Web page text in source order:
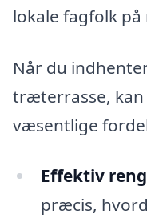
lokale fagfolk
Når du
træterrasse,
væsentlige
Effektiv
præcis,